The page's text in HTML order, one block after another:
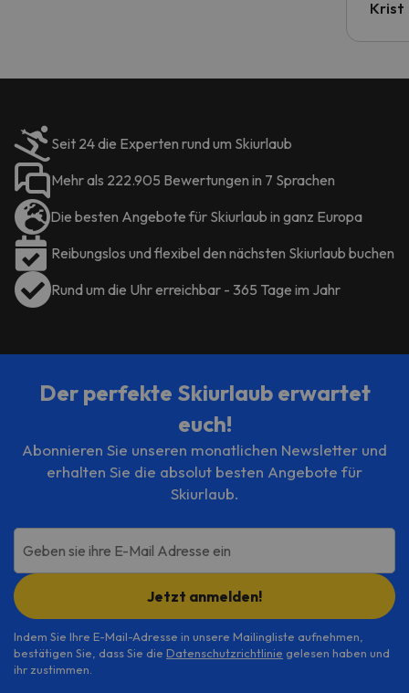
Krist
Seit 24 die Experten rund um Skiurlaub
Mehr als 222.905 Bewertungen in 7 Sprachen
Die besten Angebote für Skiurlaub in ganz Europa
Reibungslos und flexibel den nächsten Skiurlaub buchen
Rund um die Uhr erreichbar - 365 Tage im Jahr
Der perfekte Skiurlaub erwartet
euch!
Abonnieren Sie unseren monatlichen Newsletter und
erhalten Sie die absolut besten Angebote für
Skiurlaub.
Geben sie ihre E-Mail Adresse ein
Jetzt anmelden!
Indem Sie Ihre E-Mail-Adresse in unsere Mailingliste aufnehmen,
bestätigen Sie, dass Sie die Datenschutzrichtlinie gelesen haben und
ihr zustimmen.